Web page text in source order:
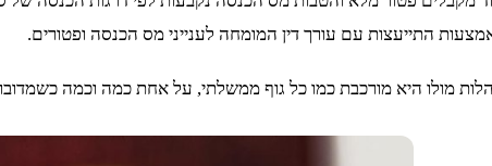
התייעצות עם עורך דין המומחה לענייני מס הכנסה ופטורים.
מולו היא מורכבת כמו כל גוף ממשלתי, על אחת כמה וכמה